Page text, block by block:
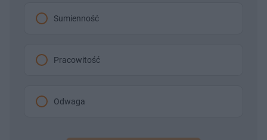
Sumienność
Pracowitość
Odwaga